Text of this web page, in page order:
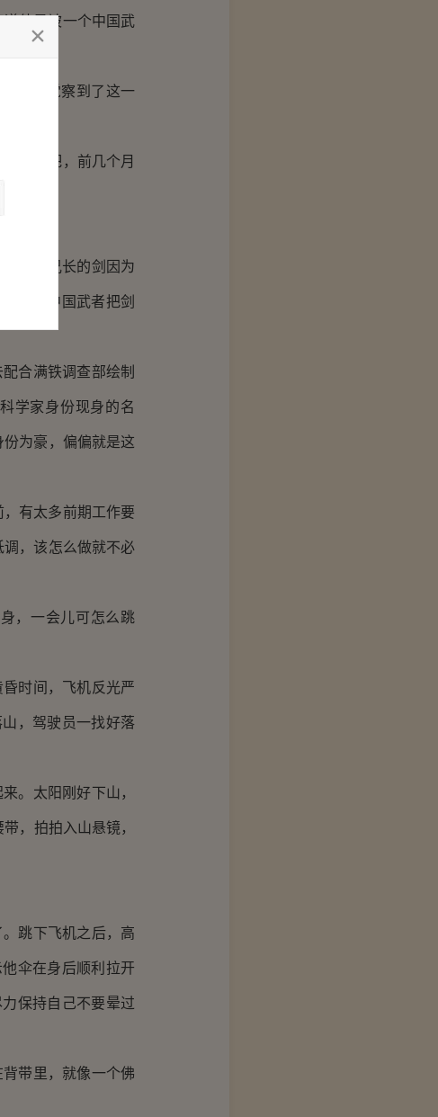
他是被一个中国武
锐地觉察到了这一
功劳吧，前几个月
说，兄长的剑因为
那个中国武者把剑
合满铁调查部绘制
学家身份现身的名
份为豪，偏偏就是这
有太多前期工作要
调，该怎么做就不必
，一会儿可怎么跳
时间，飞机反光严
，驾驶员一找好落
。太阳刚好下山，
，拍拍入山悬镜，
跳下飞机之后，高
伞在身后顺利拉开
保持自己不要晕过
带里，就像一个佛